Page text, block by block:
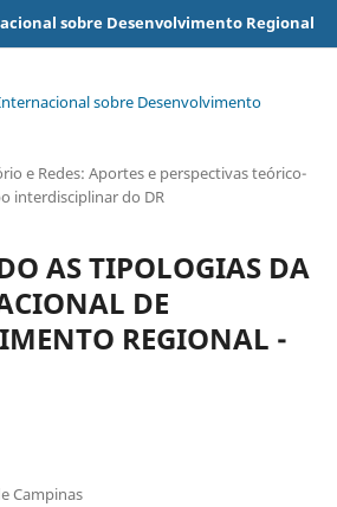
sobre Desenvolvimento Regional
sobre Desenvolvimento
e Redes: Aportes e perspectivas teórico-
interdisciplinar do DR
AS TIPOLOGIAS DA
DE
REGIONAL -
Campinas